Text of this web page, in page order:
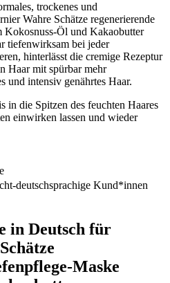
trockenes und
Wahre Schätze regenerierende
Kokosnuss-Öl und Kakaobutter
tiefenwirksam bei jeder
hinterlässt die cremige Rezeptur
Haar mit spürbar mehr
und intensiv genährtes Haar.
in die Spitzen des feuchten Haares
einwirken lassen und wieder
deutschsprachige Kund*innen
in Deutsch für
Maske